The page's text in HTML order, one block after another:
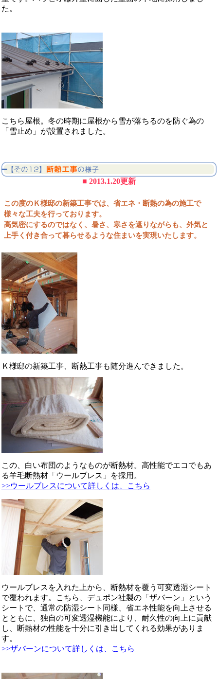
た。
こちら屋根。冬の時期に屋根から雪が落ちるのを防ぐ為の
「雪止め」が設置されました。
■ 2013.1.20更新
この度のＫ様邸の新築工事では、省エネ・断熱の為の施工で
様々な工夫を行っております。
高気密にするのではなく、暑さ、寒さを遮りながらも、外気と
上手く付き合って暮らせるような住まいを実現いたします。
Ｋ様邸の新築工事、断熱工事も随分進んできました。
この、白い布団のようなものが断熱材。高性能でエコでもあ
る羊毛断熱材「ウールブレス」を採用。
>>ウールブレスについて詳しくは、こちら
ウールブレスを入れた上から、断熱材を覆う可変透湿シート
で覆われます。こちら、デュポン社製の「ザバーン」という
シートで、通常の防湿シート同様、省エネ性能を向上させる
とともに、独自の可変透湿機能により、耐久性の向上に貢献
し、断熱材の性能を十分に引き出してくれる効果がありま
す。
>>ザバーンについて詳しくは、こちら